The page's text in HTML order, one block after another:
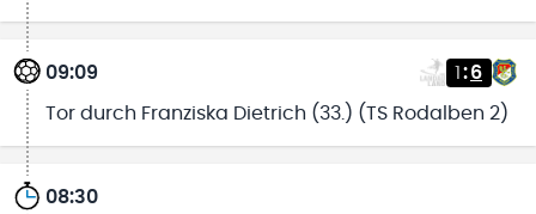
09:09 1 :6
Tor durch Franziska Dietrich (33.) (TS Rodalben 2)
08:30